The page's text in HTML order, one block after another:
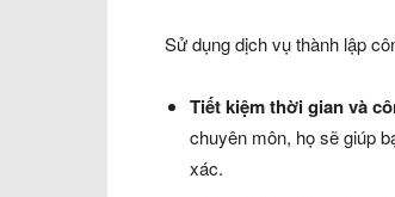
Sử dụng dịch vụ thành lập
Tiết kiệm thời gian và
chuyên môn, họ sẽ giúp
xác.